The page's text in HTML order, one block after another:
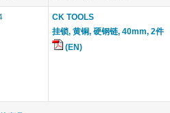
CK TOOLS
挂锁, 黄铜, 硬钢链, 40mm, 2件
(EN)